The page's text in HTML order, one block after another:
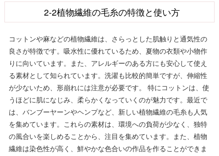
2-2植物繊維の毛糸の特徴と使い方
コットンや麻などの植物繊維は、さらっとした肌触りと通気性の
良さが特徴です。吸水性に優れているため、夏物の衣類や小物作
りに向いています。また、アレルギーのある方にも安心して使え
る素材として知られています。洗濯も比較的簡単ですが、伸縮性
が少ないため、形崩れには注意が必要です。 特にコットンは、使
うほどに肌になじみ、柔らかくなっていくのが魅力です。最近で
は、バンブーヤーンやヘンプなど、新しい植物繊維の毛糸も人気
を集めています。これらの素材は、環境への負荷が少なく、独特
の風合いを楽しめることから、注目を集めています。また、植物
繊維は染色性が高く、鮮やかな色合いの作品を作ることができま